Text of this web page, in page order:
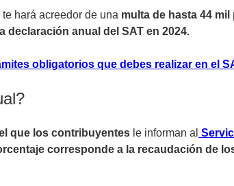
te hará acreedor de una multa de hasta 44 mil
declaración anual del SAT en 2024.
obligatorios que debes realizar en el
que los contribuyentes le informan al
corresponde a la recaudación de